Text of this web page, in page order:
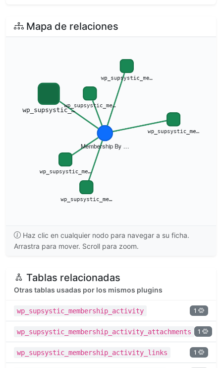
Mapa de relaciones
Haz clic en cualquier nodo para navegar a su ficha.
Arrastra para mover. Scroll para zoom.
Tablas relacionadas
Otras tablas usadas por los mismos plugins
wp_supsystic_membership_activity 1
wp_supsystic_membership_activity_attachments 1
wp_supsystic_membership_activity_links 1